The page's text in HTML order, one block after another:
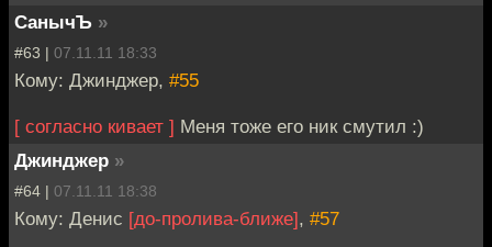
СанычЪ »
#63 | 07.11.11 18:33
Кому: Джинджер, #55
[ согласно кивает ] Меня тоже его ник смутил :)
Джинджер »
#64 | 07.11.11 18:38
Кому: Денис [до-пролива-ближе], #57